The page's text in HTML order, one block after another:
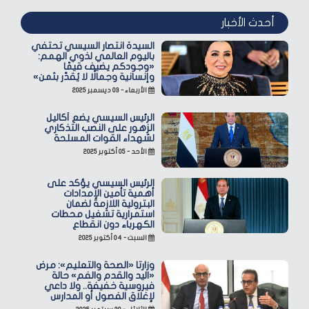
أحدث الأخبار
السيدة انتصار السيسي تحتفي
باليوم العالمي لذوي الهمم:
«وجودكم يضيف قيمًا
وإنسانية وجمالًا لا يُقدّر بثمن»
الأربعاء - ٠٣ ديسمبر ٢٠٢٥
الرئيس السيسي يضع أكاليل
الزهور على النصب التذكاري
لشهداء القوات المسلحة
الأحد - ٠٥ أكتوبر ٢٠٢٥
الرئيس السيسي يؤكد على
أهمية تأمين الإمدادات
البترولية اللازمة لضمان
استمرارية تشغيل محطات
الكهرباء دون انقطاع
السبت - ٠٤ أكتوبر ٢٠٢٥
وزارتا «الصحة والتعليم»: مرض
«اليد والقدم والفم» حالة
فيروسية خفيفة.. ولا داعي
لإغلاق الفصول أو المدارس